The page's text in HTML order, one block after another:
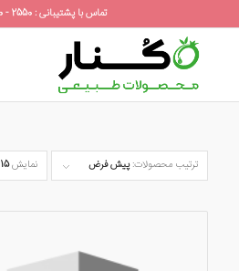
تماس با پشتیبانی : 2550 - 690 - 0919
ترتیب محصولات:پیش فرض نمایش15 محصول در هر صفحه